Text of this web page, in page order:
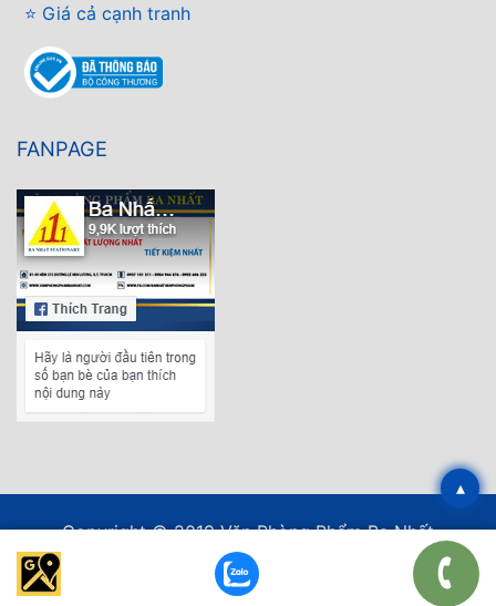
⭐ Giá cả cạnh tranh
FANPAGE
Copyright © 2019 Văn Phòng Phẩm Ba Nhất
Thiết kế web
▴